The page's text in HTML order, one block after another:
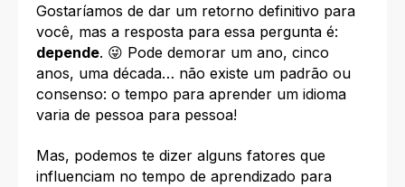
Gostaríamos de dar um retorno definitivo para
você, mas a resposta para essa pergunta é:
depende. 😜 Pode demorar um ano, cinco
anos, uma década… não existe um padrão ou
consenso: o tempo para aprender um idioma
varia de pessoa para pessoa!
Mas, podemos te dizer alguns fatores que
influenciam no tempo de aprendizado para